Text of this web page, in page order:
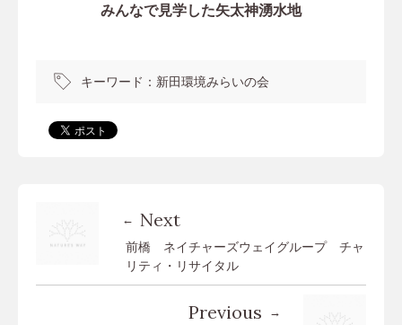
みんなで見学した矢太神湧水地
キーワード： 新田環境みらいの会
Next
前橋 ネイチャーズウェイグループ チャ
リティ・リサイタル
Previous